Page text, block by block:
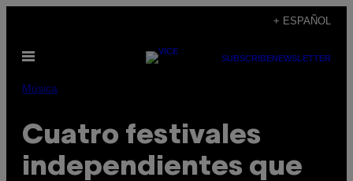
contenido
+ ESPAÑOL
Abrir
SUBSCRIBENEWSLETTER
Música
Cuatro festivales
independientes que